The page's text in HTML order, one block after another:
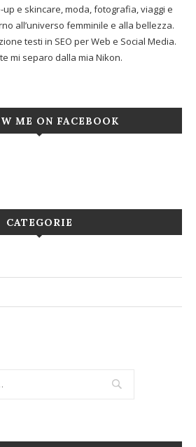
e skincare, moda, fotografia, viaggi e
all’universo femminile e alla bellezza.
testi in SEO per Web e Social Media.
mi separo dalla mia Nikon.
ME ON FACEBOOK
CATEGORIE